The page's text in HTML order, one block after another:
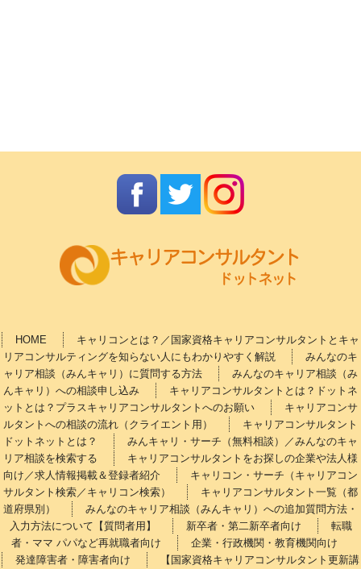
HOME
キャリコンとは？／国家資格キャリアコンサルタントとキャ
リアコンサルティングを知らない人にもわかりやすく解説
みんなのキ
ャリア相談（みんキャリ）に質問する方法
みんなのキャリア相談（み
んキャリ）への相談申し込み
キャリアコンサルタントとは？ドットネ
ットとは？プラスキャリアコンサルタントへのお願い
キャリアコンサ
ルタントへの相談の流れ（クライエント用）
キャリアコンサルタント
ドットネットとは？
みんキャリ・サーチ（無料相談）／みんなのキャ
リア相談を検索する
キャリアコンサルタントをお探しの企業や法人様
向け／求人情報掲載＆登録者紹介
キャリコン・サーチ（キャリアコン
サルタント検索／キャリコン検索）
キャリアコンサルタント一覧（都
道府県別）
みんなのキャリア相談（みんキャリ）への追加質問方法・
入力方法について【質問者用】
新卒者・第二新卒者向け
転職
者・ママ パパなど再就職者向け
企業・行政機関・教育機関向け
発達障害者・障害者向け
【国家資格キャリアコンサルタント更新講